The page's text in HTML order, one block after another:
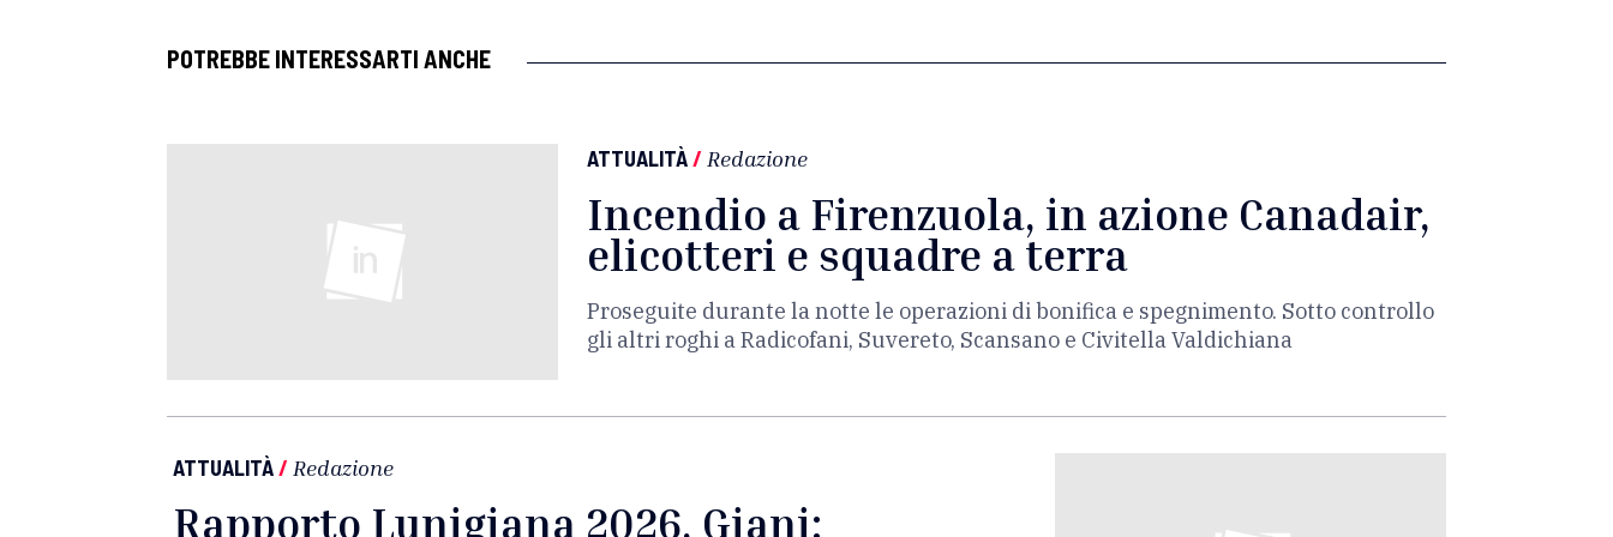
POTREBBE INTERESSARTI ANCHE
ATTUALITÀ/ Redazione
Incendio a Firenzuola, in azione Canadair,
elicotteri e squadre a terra
Proseguite durante la notte le operazioni di bonifica e spegnimento. Sotto controllo
gli altri roghi a Radicofani, Suvereto, Scansano e Civitella Valdichiana
ATTUALITÀ/ Redazione
Rapporto Lunigiana 2026, Giani: